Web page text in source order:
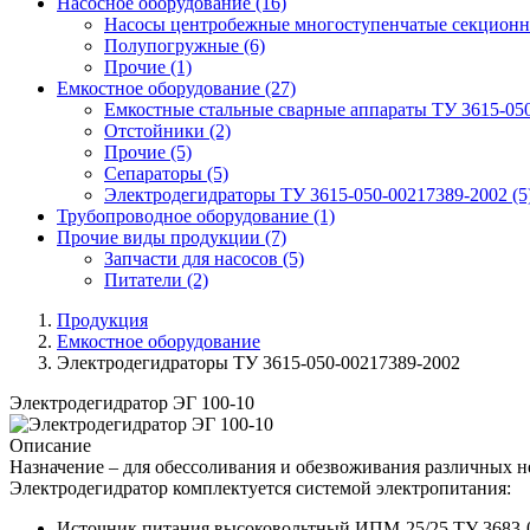
Насосы центробежные многоступенчатые
Полупогружные (6)
Прочие (1)
Емкостное оборудование (27)
Емкостные стальные сварные аппараты ТУ 3615-
Отстойники (2)
Прочие (5)
Сепараторы (5)
Электродегидраторы ТУ 3615-050-00217389-2002
Трубопроводное оборудование (1)
Прочие виды продукции (7)
Запчасти для насосов (5)
Питатели (2)
Продукция
Емкостное оборудование
Электродегидраторы ТУ 3615-050-00217389-2002
Электродегидратор ЭГ 100-10
Описание
Назначение – для обессоливания и обезвоживания
Электродегидратор комплектуется системой электропитания: